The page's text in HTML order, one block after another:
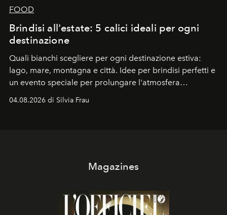
FOOD
Brindisi all'estate: 5 calici ideali per ogni
destinazione
Quali bianchi scegliere per ogni destinazione estiva:
lago, mare, montagna e città. Idee per brindisi perfetti e
un evento speciale per prolungare l'atmosfera
04.08.2026 di Silvia Frau
Magazines